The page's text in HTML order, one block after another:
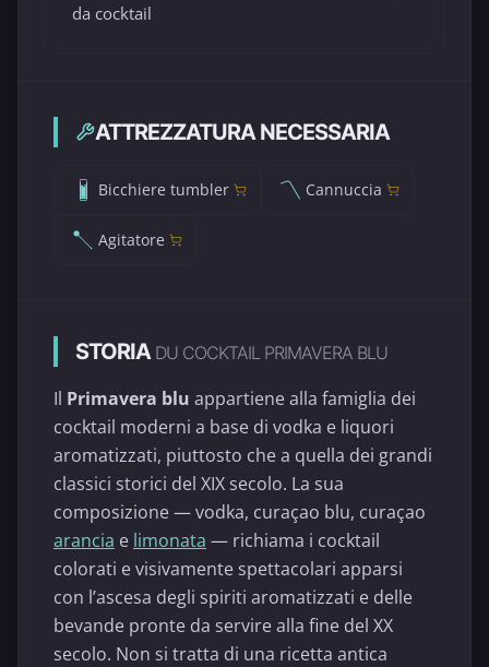
da cocktail
ATTREZZATURA NECESSARIA
Bicchiere tumbler Cannuccia
Agitatore
STORIA DU COCKTAIL PRIMAVERA BLU
Il Primavera blu appartiene alla famiglia dei
cocktail moderni a base di vodka e liquori
aromatizzati, piuttosto che a quella dei grandi
classici storici del XIX secolo. La sua
composizione — vodka, curaçao blu, curaçao
arancia e limonata — richiama i cocktail
colorati e visivamente spettacolari apparsi
con l’ascesa degli spiriti aromatizzati e delle
bevande pronte da servire alla fine del XX
secolo. Non si tratta di una ricetta antica